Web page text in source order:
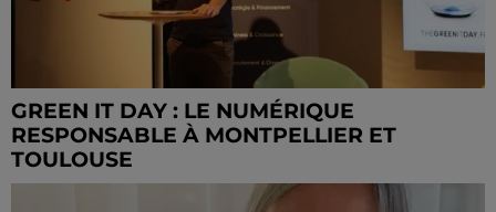
GREEN IT DAY : LE NUMÉRIQUE
RESPONSABLE À MONTPELLIER ET
TOULOUSE